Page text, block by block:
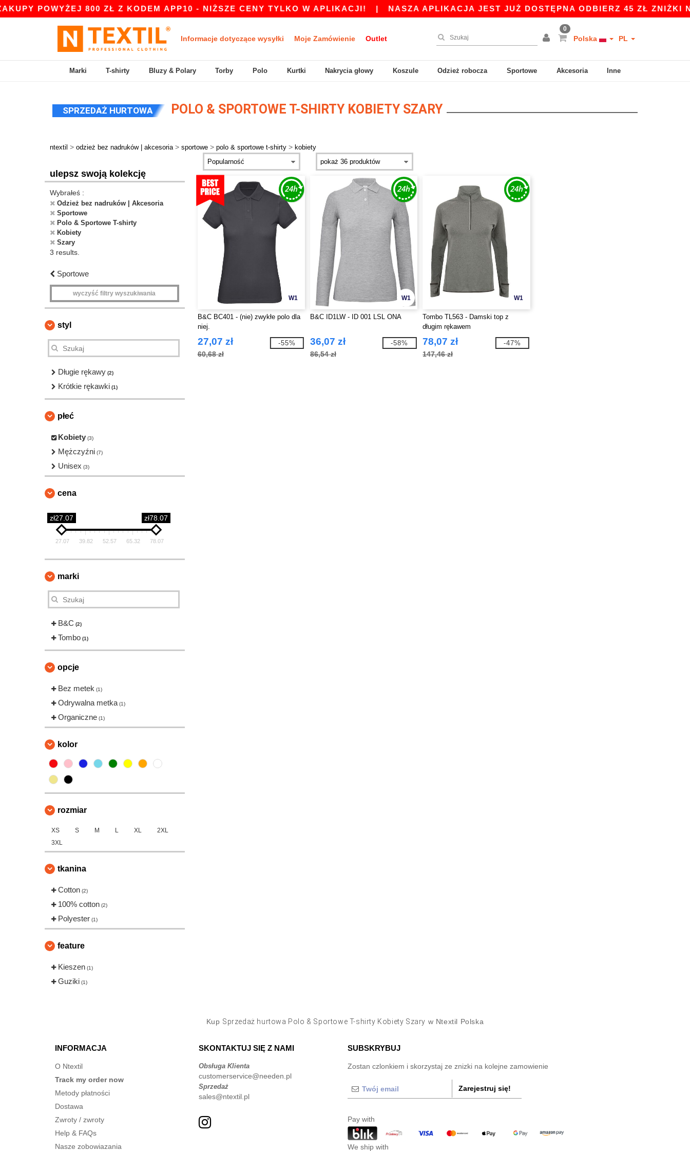
POWYŻEJ 800 ZŁ Z KODEM APP10 - NIŻSZE CENY TYLKO W APLIKACJI!| NASZA APLIKACJA JEST JUŻ DOSTĘPNA ODBIERZ 45 ZŁ ZNIŻKI
Informacje dotyczące wysyłki Moje Zamówienie Outlet
0
Polska PL
Marki T-shirty Bluzy & Polary Torby Polo Kurtki Nakrycia głowy Koszule Odzież robocza Sportowe Akcesoria Inne
SPRZEDAŻ HURTOWA POLO & SPORTOWE T-SHIRTY KOBIETY SZARY
ntextil > odzież bez nadruków | akcesoria > sportowe > polo & sportowe t-shirty > kobiety
ulepsz swoją kolekcję
Wybrałeś :
Odzież bez nadruków | Akcesoria
Sportowe
Polo & Sportowe T-shirty
Kobiety
Szary
3 results.
Sportowe
wyczyść filtry wyszukiwania
styl
Długie rękawy (2)
Krótkie rękawki (1)
płeć
Kobiety (3)
Mężczyźni (7)
Unisex (3)
cena
zł27.07 zł78.07
27.07 39.82 52.57 65.32 78.07
marki
B&C (2)
Tombo (1)
opcje
Bez metek (1)
Odrywalna metka (1)
Organiczne (1)
kolor
rozmiar
XS S M L XL
2XL
3XL
tkanina
Cotton (2)
100% cotton (2)
Polyester (1)
feature
Kieszen (1)
Guziki (1)
W1
B&C BC401 - (nie) zwykłe polo dla
niej.
27,07 zł
60,68 zł
-55%
W1
B&C ID1LW - ID 001 LSL ONA
36,07 zł
86,54 zł
-58%
W1
Tombo TL563 - Damski top z
długim rękawem
78,07 zł
147,46 zł
-47%
Kup Sprzedaż hurtowa Polo & Sportowe T-shirty Kobiety Szary w Ntextil Polska
INFORMACJA
O Ntextil
Track my order now
Metody płatności
Dostawa
Zwroty / zwroty
Help & FAQs
Nasze zobowiazania
SKONTAKTUJ SIĘ Z NAMI
Obsługa Klienta
customerservice@needen.pl
Sprzedaż
sales@ntextil.pl
SUBSKRYBUJ
Zostan czlonkiem i skorzystaj ze znizki na kolejne zamowienie
Zarejestruj się!
Pay with
We ship with